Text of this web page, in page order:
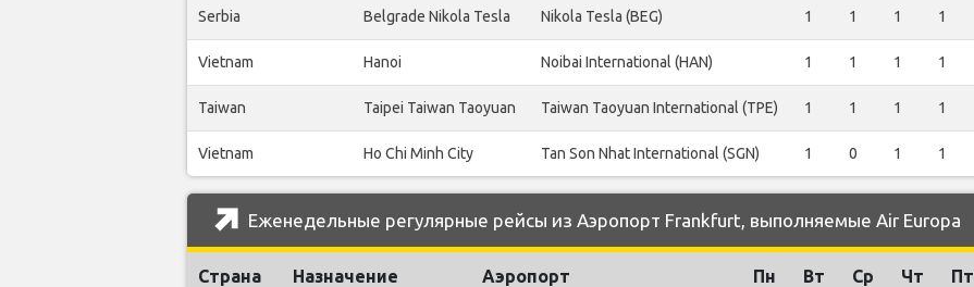
Serbia Belgrade Nikola Tesla Nikola Tesla (BEG) 1 1 1 1
Vietnam Hanoi Noibai International (HAN) 1 1 1 1
Taiwan Taipei Taiwan Taoyuan Taiwan Taoyuan International (TPE) 1 1 1 1
Vietnam Ho Chi Minh City Tan Son Nhat International (SGN) 1 0 1 1
Еженедельные регулярные рейсы из Аэропорт Frankfurt, выполняемые Air Europa
Страна Назначение Аэропорт Пн Вт Ср Чт Пт